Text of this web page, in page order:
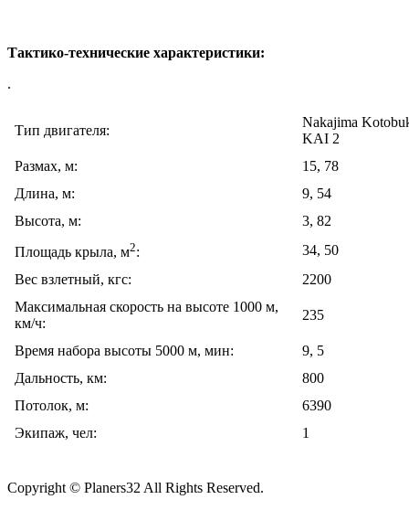
Тактико-технические характеристики:
.
Тип двигателя:
Nakajima
KAI 2
Размах, м:
15, 78
Длина, м:
9, 54
Высота, м:
3, 82
Площадь крыла, м2:
34, 50
Вес взлетный, кгс:
2200
Максимальная скорость на высоте 1000 м,
км/ч:
235
Время набора высоты 5000 м, мин:
9, 5
Дальность, км:
800
Потолок, м:
6390
Экипаж, чел:
1
Copyright © Planers32 All Rights Reserved.